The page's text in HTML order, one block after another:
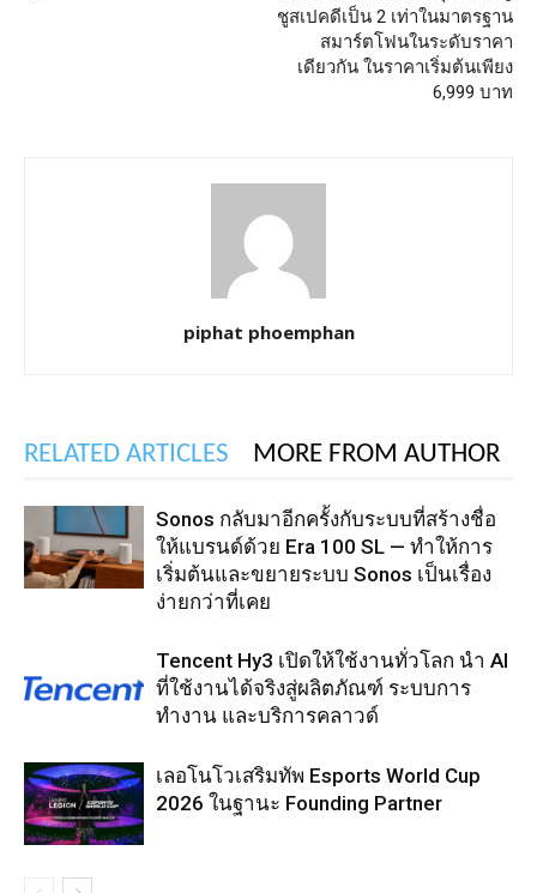
ชูสเปคดีเป็น 2 เท่าในมาตรฐาน
สมาร์ตโฟนในระดับราคา
เดียวกัน ในราคาเริ่มต้นเพียง
6,999 บาท
piphat phoemphan
RELATED ARTICLES MORE FROM AUTHOR
Sonos กลับมาอีกครั้งกับระบบที่สร้างชื่อ
ให้แบรนด์ด้วย Era 100 SL — ทำให้การ
เริ่มต้นและขยายระบบ Sonos เป็นเรื่อง
ง่ายกว่าที่เคย
Tencent Hy3 เปิดให้ใช้งานทั่วโลก นำ AI
ที่ใช้งานได้จริงสู่ผลิตภัณฑ์ ระบบการ
ทำงาน และบริการคลาวด์
เลอโนโวเสริมทัพ Esports World Cup
2026 ในฐานะ Founding Partner